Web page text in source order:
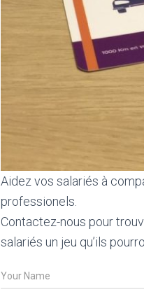
Aidez vos salariés à
professionels.
Contactez-nous pour
salariés un jeu qu’ils